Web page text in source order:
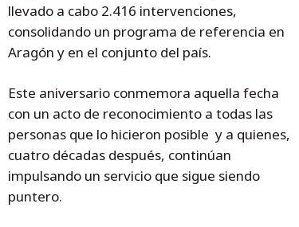
llevado a cabo 2.416 intervenciones,
consolidando un programa de referencia en
Aragón y en el conjunto del país.
Este aniversario conmemora aquella fecha
con un acto de reconocimiento a todas las
personas que lo hicieron posible y a quienes,
cuatro décadas después, continúan
impulsando un servicio que sigue siendo
puntero.